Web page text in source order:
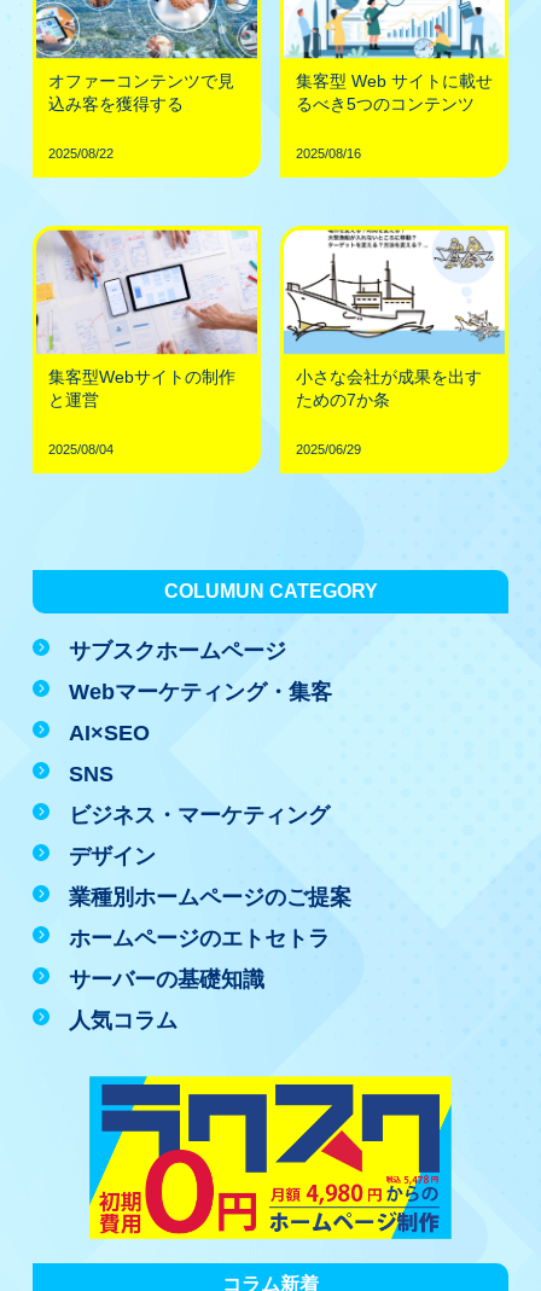
オファーコンテンツで見
込み客を獲得する
2025/08/22
集客型 Web サイトに載せ
るべき5つのコンテンツ
2025/08/16
集客型Webサイトの制作
と運営
2025/08/04
小さな会社が成果を出す
ための7か条
2025/06/29
COLUMUN CATEGORY
サブスクホームページ
Webマーケティング・集客
AI×SEO
SNS
ビジネス・マーケティング
デザイン
業種別ホームページのご提案
ホームページのエトセトラ
サーバーの基礎知識
人気コラム
コラム新着